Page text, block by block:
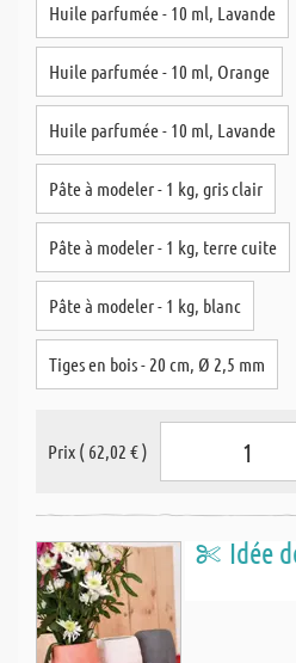
Huile parfumée - 10 ml, Lavande
Huile parfumée - 10 ml, Orange
Huile parfumée - 10 ml, Lavande
Pâte à modeler - 1 kg, gris clair
Pâte à modeler - 1 kg, terre cuite
Pâte à modeler - 1 kg, blanc
Tiges en bois - 20 cm, Ø 2,5 mm
Prix ( 62,02 € )
Idée